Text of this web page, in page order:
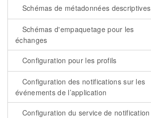
Schémas de métadonnées descriptives
Schémas d'empaquetage pour les
échanges
Configuration pour les profils
Configuration des notifications sur les
événements de l’application
Configuration du service de notification